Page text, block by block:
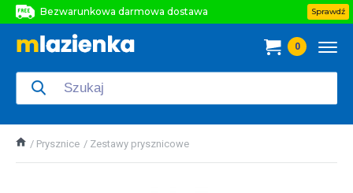
Bezwarunkowa darmowa dostawa
Bezwarunkowa darmowa dostawa
Sprawdź
0
Prysznice Zestawy prysznicowe